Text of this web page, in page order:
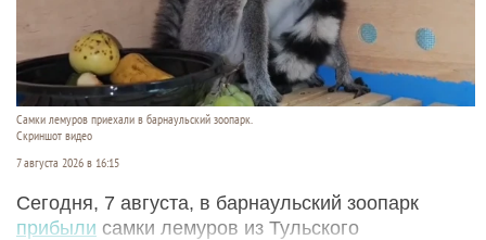
Самки лемуров приехали в барнаульский зоопарк.
Скриншот видео
7 августа 2026 в 16:15
Сегодня, 7 августа, в барнаульский зоопарк
прибыли самки лемуров из Тульского